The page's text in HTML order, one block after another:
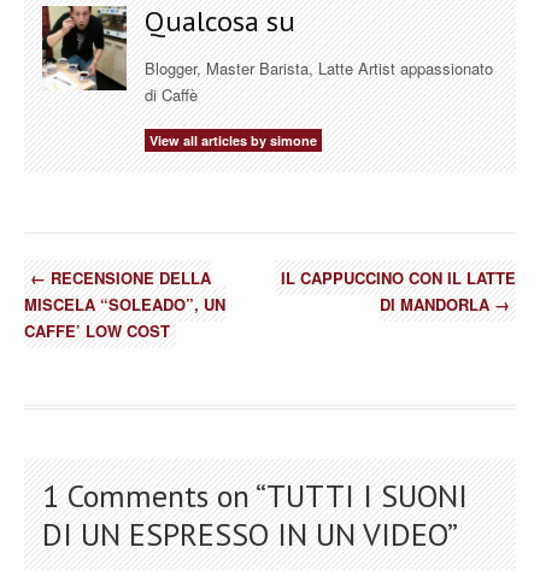
Qualcosa su
Blogger, Master Barista, Latte Artist appassionato
di Caffè
View all articles by simone
←RECENSIONE DELLA
MISCELA “SOLEADO”, UN
CAFFE’ LOW COST
IL CAPPUCCINO CON IL LATTE
DI MANDORLA→
1 Comments on “TUTTI I SUONI
DI UN ESPRESSO IN UN VIDEO”